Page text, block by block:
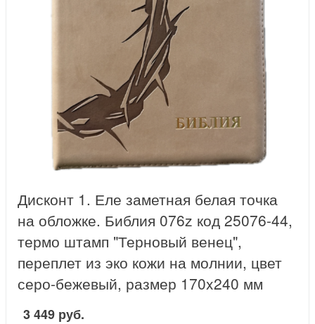
Дисконт 1. Еле заметная белая точка
на обложке. Библия 076z код 25076-44,
термо штамп "Терновый венец",
переплет из эко кожи на молнии, цвет
серо-бежевый, размер 170x240 мм
3 449 руб.